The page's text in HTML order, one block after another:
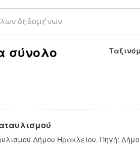
σύνολο
Δήμου Ηρακλείου. Πηγή: